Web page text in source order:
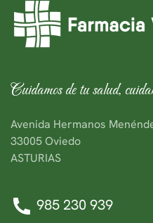
Cuidamos de tu salud,
Avenida Hermanos
33005 Oviedo
ASTURIAS
985 230 939